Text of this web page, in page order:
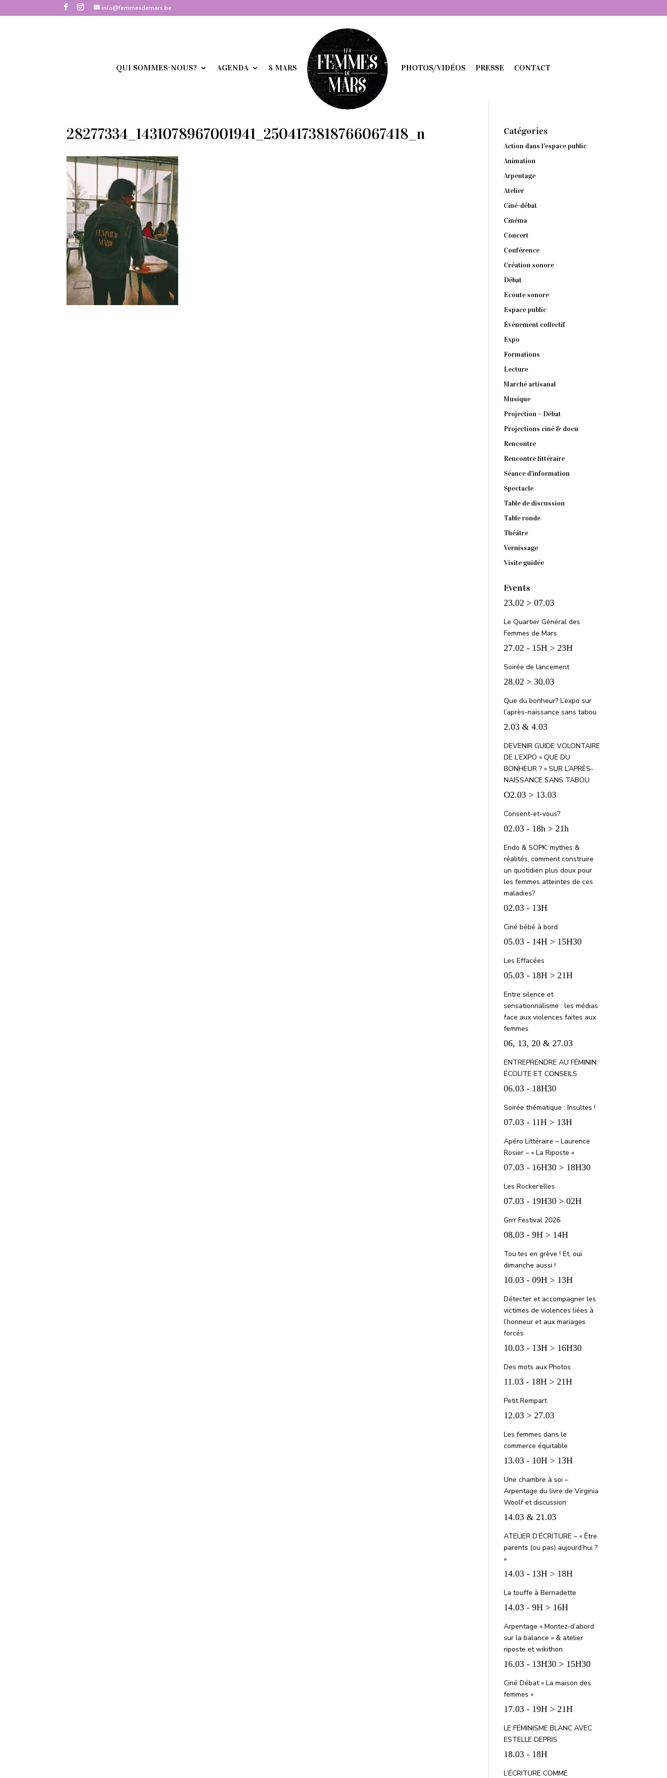
info@femmesdemars.be
QUI SOMMES-NOUS? AGENDA 8 MARS PHOTOS/VIDÉOS PRESSE CONTACT
28277334_1431078967001941_2504173818766067418_n Catégories
Action dans l'espace public
Animation
Arpentage
Atelier
Ciné-débat
Cinéma
Concert
Conférence
Création sonore
Débat
Ecoute sonore
Espace public
Évènement collectif
Expo
Formations
Lecture
Marché artisanal
Musique
Projection – Débat
Projections ciné & docu
Rencontre
Rencontre littéraire
Séance d'information
Spectacle
Table de discussion
Table ronde
Théâtre
Vernissage
Visite guidée
Events
23.02 > 07.03
Le Quartier Général des
Femmes de Mars
27.02 - 15H > 23H
Soirée de lancement
28.02 > 30.03
Que du bonheur? L’expo sur
l’après-naissance sans tabou
2.03 & 4.03
DEVENIR GUIDE VOLONTAIRE
DE L’EXPO « QUE DU
BONHEUR ? » SUR L’APRÈS-
NAISSANCE SANS TABOU
O2.03 > 13.03
Consent-et-vous?
02.03 - 18h > 21h
Endo & SOPK: mythes &
réalités, comment construire
un quotidien plus doux pour
les femmes atteintes de ces
maladies?
02.03 - 13H
Ciné bébé à bord
05.03 - 14H > 15H30
Les Effacées
05.03 - 18H > 21H
Entre silence et
sensationnalisme : les médias
face aux violences faites aux
femmes
06, 13, 20 & 27.03
ENTREPRENDRE AU FÉMININ:
ÉCOUTE ET CONSEILS
06.03 - 18H30
Soirée thématique : Insultes !
07.03 - 11H > 13H
Apéro Littéraire – Laurence
Rosier – « La Riposte »
07.03 - 16H30 > 18H30
Les Rocker’elles
07.03 - 19H30 > 02H
Grrr Festival 2026
08.03 - 9H > 14H
Tou·tes en grève ! Et, oui
dimanche aussi !
10.03 - 09H > 13H
Détecter et accompagner les
victimes de violences liées à
l’honneur et aux mariages
forcés
10.03 - 13H > 16H30
Des mots aux Photos
11.03 - 18H > 21H
Petit Rempart
12.03 > 27.03
Les femmes dans le
commerce équitable
13.03 - 10H > 13H
Une chambre à soi –
Arpentage du livre de Virginia
Woolf et discussion
14.03 & 21.03
ATELIER D’ÉCRITURE – « Être
parents (ou pas) aujourd’hui ?
»
14.03 - 13H > 18H
La touffe à Bernadette
14.03 - 9H > 16H
Arpentage « Montez-d’abord
sur la balance » & atelier
riposte et wikithon
16.03 - 13H30 > 15H30
Ciné Débat « La maison des
femmes »
17.03 - 19H > 21H
LE FÉMINISME BLANC AVEC
ESTELLE DEPRIS
18.03 - 18H
L’ÉCRITURE COMME